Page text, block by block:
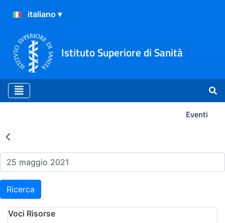
Istituto Superiore di Sanità
Eventi
Risultati della Ricerca -
Ricerca
Voci Risorse